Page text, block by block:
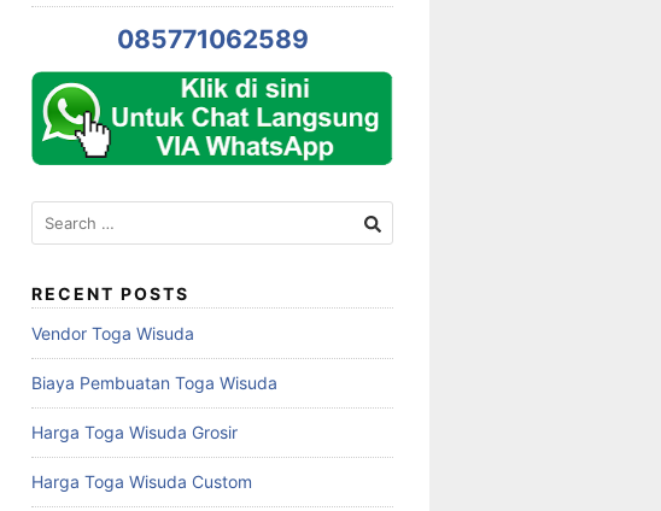
085771062589
Search
for:
RECENT POSTS
Vendor Toga Wisuda
Biaya Pembuatan Toga Wisuda
Harga Toga Wisuda Grosir
Harga Toga Wisuda Custom